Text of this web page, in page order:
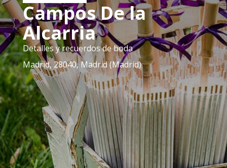
Campos De la
Alcarria
Detalles y recuerdos de boda
Madrid, 28040, Madrid (Madrid)